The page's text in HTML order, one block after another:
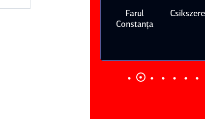
Dinamo FC